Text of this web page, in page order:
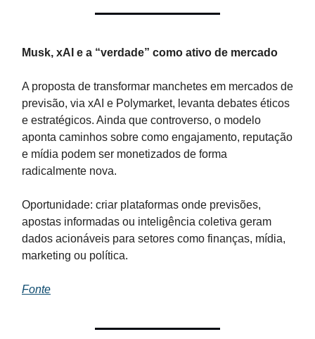
Musk, xAI e a “verdade” como ativo de mercado
A proposta de transformar manchetes em mercados de
previsão, via xAI e Polymarket, levanta debates éticos
e estratégicos. Ainda que controverso, o modelo
aponta caminhos sobre como engajamento, reputação
e mídia podem ser monetizados de forma
radicalmente nova.
Oportunidade: criar plataformas onde previsões,
apostas informadas ou inteligência coletiva geram
dados acionáveis para setores como finanças, mídia,
marketing ou política.
Fonte